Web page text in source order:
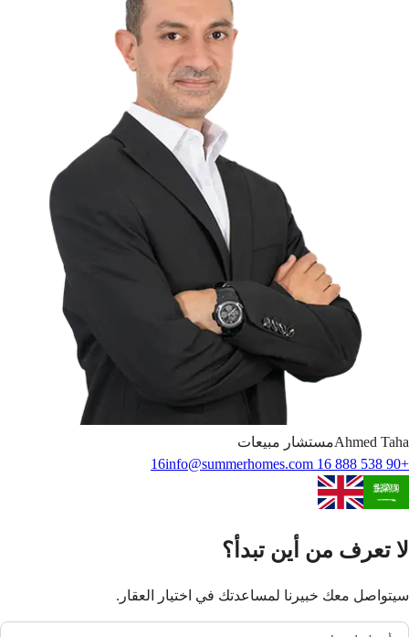
Ahmed Taha
مستشار مبيعات
+90 538 888 16 16
info@summerhomes.com
لا تعرف من أين تبدأ؟
سيتواصل معك خبيرنا لمساعدتك في اختيار العقار.